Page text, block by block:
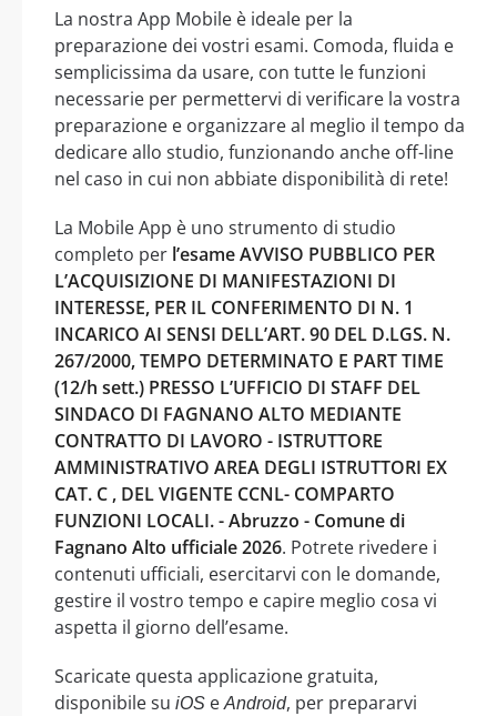
La nostra App Mobile è ideale per la
preparazione dei vostri esami. Comoda, fluida e
semplicissima da usare, con tutte le funzioni
necessarie per permettervi di verificare la vostra
preparazione e organizzare al meglio il tempo da
dedicare allo studio, funzionando anche off-line
nel caso in cui non abbiate disponibilità di rete!
La Mobile App è uno strumento di studio
completo per l’esame AVVISO PUBBLICO PER
L’ACQUISIZIONE DI MANIFESTAZIONI DI
INTERESSE, PER IL CONFERIMENTO DI N. 1
INCARICO AI SENSI DELL’ART. 90 DEL D.LGS. N.
267/2000, TEMPO DETERMINATO E PART TIME
(12/h sett.) PRESSO L’UFFICIO DI STAFF DEL
SINDACO DI FAGNANO ALTO MEDIANTE
CONTRATTO DI LAVORO - ISTRUTTORE
AMMINISTRATIVO AREA DEGLI ISTRUTTORI EX
CAT. C , DEL VIGENTE CCNL- COMPARTO
FUNZIONI LOCALI. - Abruzzo - Comune di
Fagnano Alto ufficiale 2026. Potrete rivedere i
contenuti ufficiali, esercitarvi con le domande,
gestire il vostro tempo e capire meglio cosa vi
aspetta il giorno dell’esame.
Scaricate questa applicazione gratuita,
disponibile su iOS eAndroid, per prepararvi